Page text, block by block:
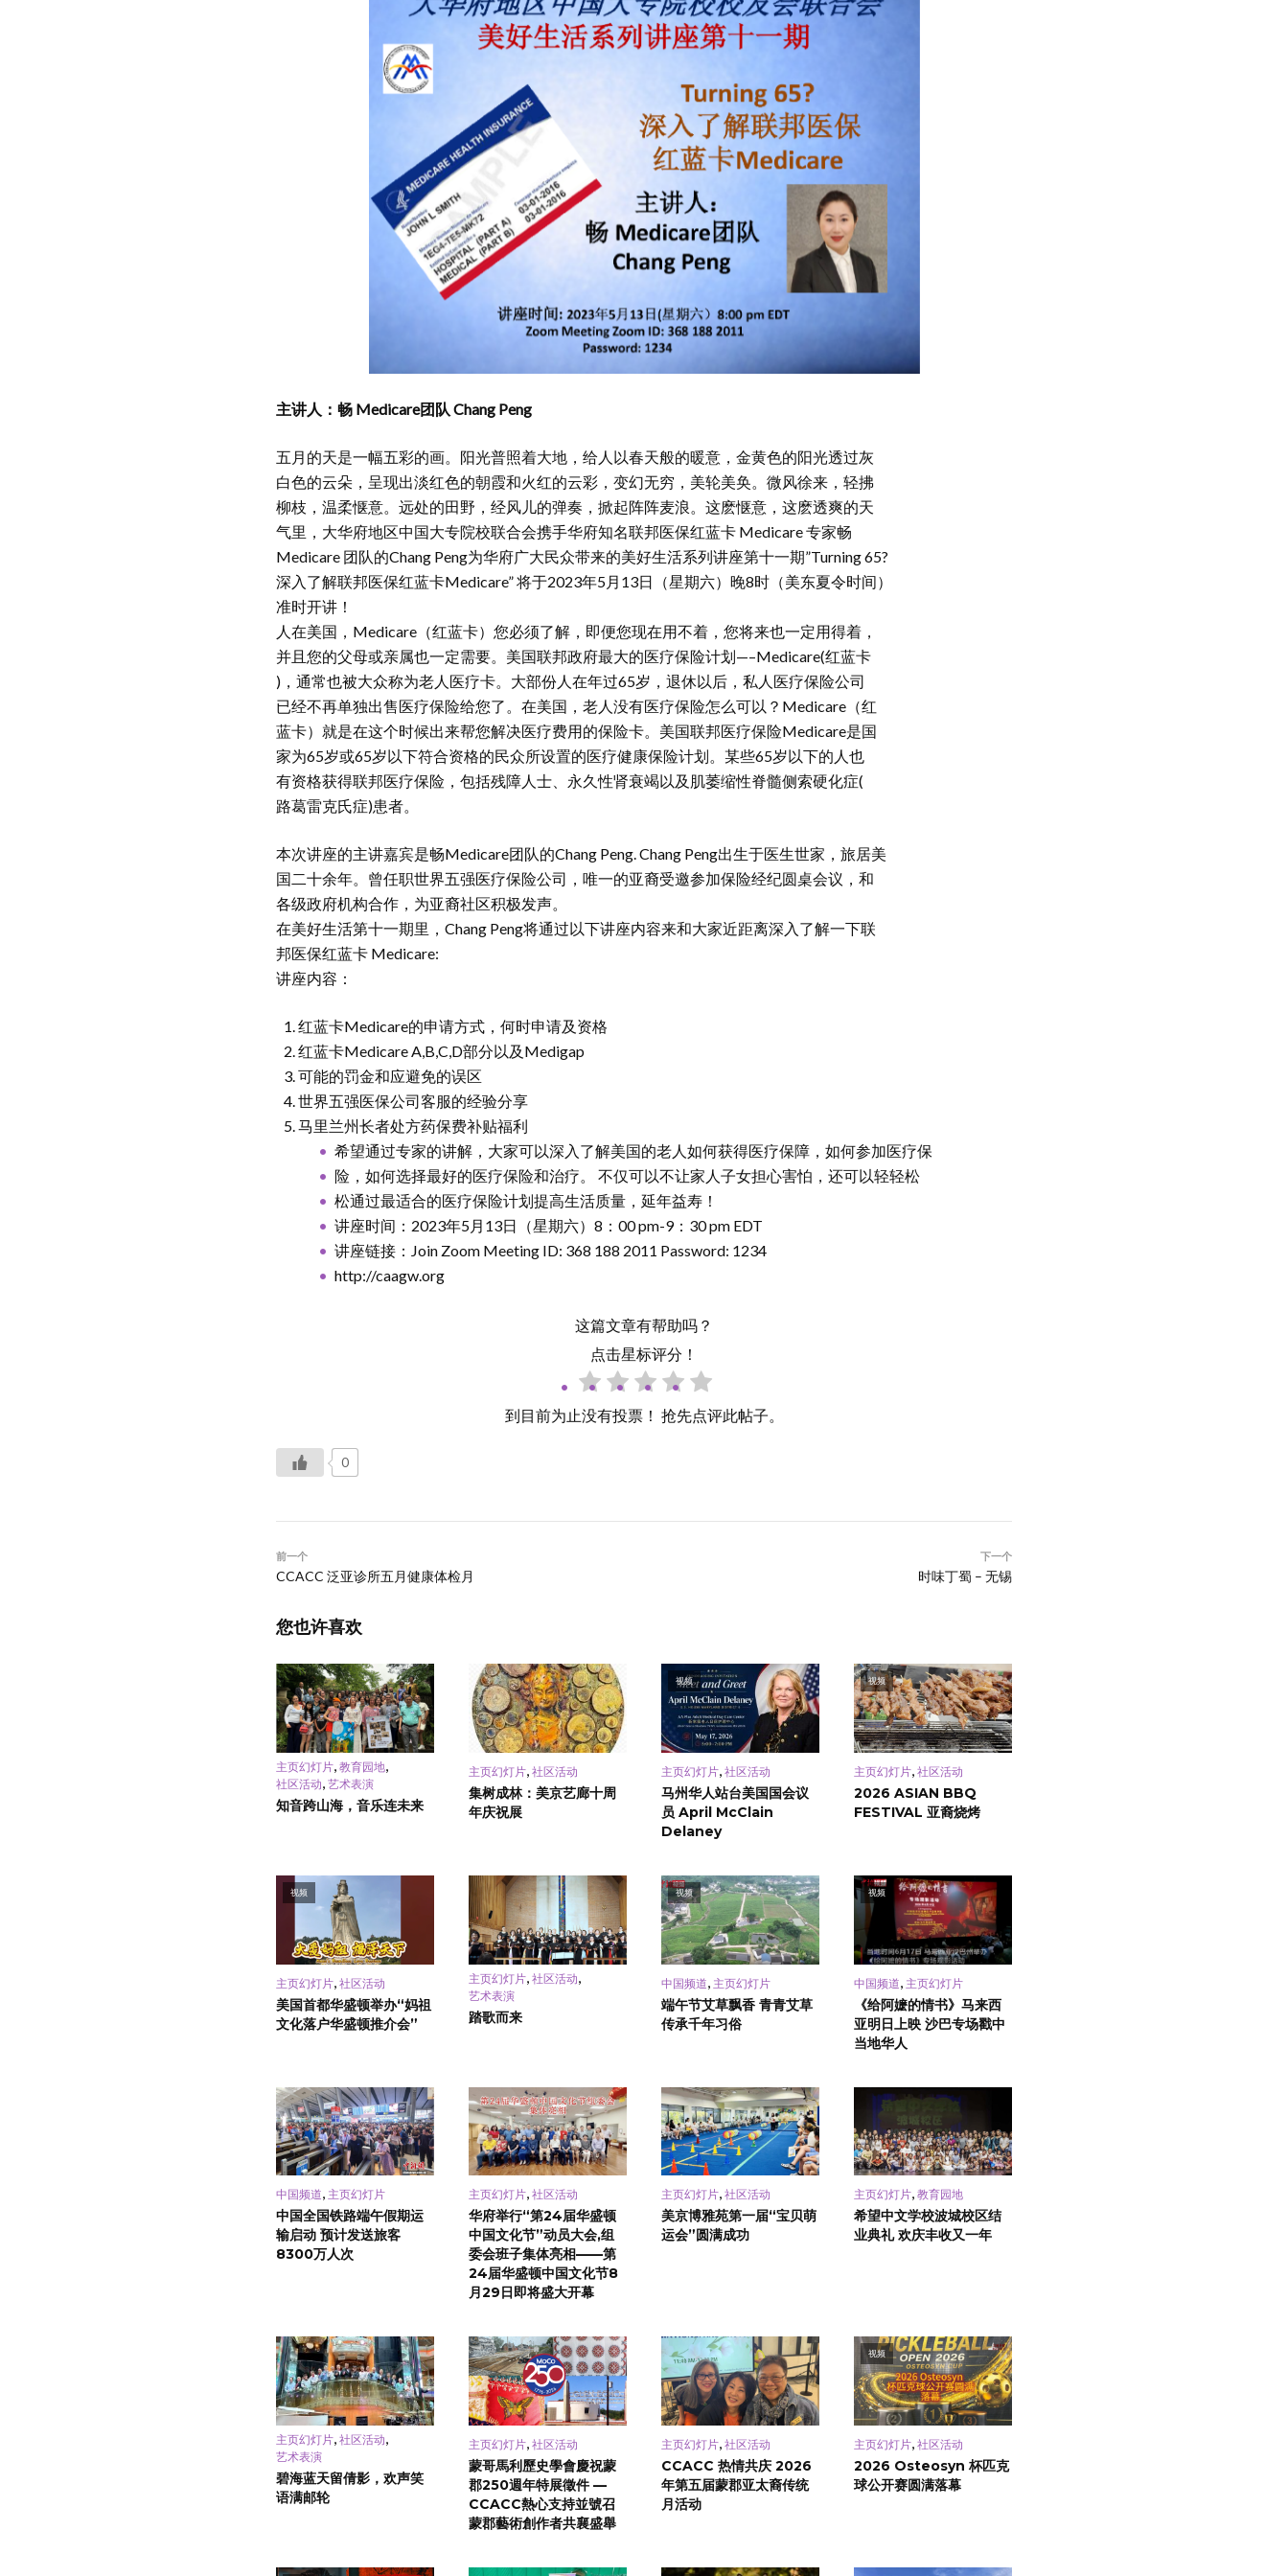
主讲人：畅 Medicare团队 Chang Peng
五月的天是一幅五彩的画。阳光普照着大地，给人以春天般的暖意，金黄色的阳光透过灰
白色的云朵，呈现出淡红色的朝霞和火红的云彩，变幻无穷，美轮美奂。微风徐来，轻拂
柳枝，温柔惬意。远处的田野，经风儿的弹奏，掀起阵阵麦浪。这麽惬意，这麽透爽的天
气里，大华府地区中国大专院校联合会携手华府知名联邦医保红蓝卡 Medicare 专家畅
Medicare 团队的Chang Peng为华府广大民众带来的美好生活系列讲座第十一期”Turning 65?
深入了解联邦医保红蓝卡Medicare” 将于2023年5月13日（星期六）晚8时（美东夏令时间）
准时开讲！
人在美国，Medicare（红蓝卡）您必须了解，即便您现在用不着，您将来也一定用得着，
并且您的父母或亲属也一定需要。美国联邦政府最大的医疗保险计划—–Medicare(红蓝卡
)，通常也被大众称为老人医疗卡。大部份人在年过65岁，退休以后，私人医疗保险公司
已经不再单独出售医疗保险给您了。在美国，老人没有医疗保险怎么可以？Medicare（红
蓝卡）就是在这个时候出来帮您解决医疗费用的保险卡。美国联邦医疗保险Medicare是国
家为65岁或65岁以下符合资格的民众所设置的医疗健康保险计划。某些65岁以下的人也
有资格获得联邦医疗保险，包括残障人士、永久性肾衰竭以及肌萎缩性脊髓侧索硬化症(
路葛雷克氏症)患者。
本次讲座的主讲嘉宾是畅Medicare团队的Chang Peng. Chang Peng出生于医生世家，旅居美
国二十余年。曾任职世界五强医疗保险公司，唯一的亚裔受邀参加保险经纪圆桌会议，和
各级政府机构合作，为亚裔社区积极发声。
在美好生活第十一期里，Chang Peng将通过以下讲座内容来和大家近距离深入了解一下联
邦医保红蓝卡 Medicare:
讲座内容：
红蓝卡Medicare的申请方式，何时申请及资格
红蓝卡Medicare A,B,C,D部分以及Medigap
可能的罚金和应避免的误区
世界五强医保公司客服的经验分享
马里兰州长者处方药保费补贴福利
希望通过专家的讲解，大家可以深入了解美国的老人如何获得医疗保障，如何参加医疗保
险，如何选择最好的医疗保险和治疗。 不仅可以不让家人子女担心害怕，还可以轻轻松
松通过最适合的医疗保险计划提高生活质量，延年益寿！
讲座时间：2023年5月13日（星期六）8：00 pm-9：30 pm EDT
讲座链接：Join Zoom Meeting ID: 368 188 2011 Password: 1234
http://caagw.org
这篇文章有帮助吗？
点击星标评分！
到目前为止没有投票！ 抢先点评此帖子。
0
前一个
CCACC 泛亚诊所五月健康体检月
下一个
时味丁蜀 – 无锡
您也许喜欢
主页幻灯片 教育园地
社区活动 艺术表演
知音跨山海，音乐连未来
主页幻灯片 社区活动
集树成林：美京艺廊十周
年庆祝展
视频
主页幻灯片 社区活动
马州华人站台美国国会议
员 April McClain
Delaney
视频
主页幻灯片 社区活动
2026 ASIAN BBQ
FESTIVAL 亚裔烧烤
视频
主页幻灯片 社区活动
美国首都华盛顿举办“妈祖
文化落户华盛顿推介会”
主页幻灯片 社区活动
艺术表演
踏歌而来
视频
中国频道 主页幻灯片
端午节艾草飘香 青青艾草
传承千年习俗
视频
中国频道 主页幻灯片
《给阿嬷的情书》马来西
亚明日上映 沙巴专场戳中
当地华人
中国频道, 主页幻灯片
中国全国铁路端午假期运
输启动 预计发送旅客
8300万人次
主页幻灯片, 社区活动
华府举行“第24届华盛顿
中国文化节”动员大会,组
委会班子集体亮相——第
24届华盛顿中国文化节8
月29日即将盛大开幕
主页幻灯片, 社区活动
美京博雅苑第一届“宝贝萌
运会”圆满成功
主页幻灯片, 教育园地
希望中文学校波城校区结
业典礼 欢庆丰收又一年
主页幻灯片, 社区活动,
艺术表演
碧海蓝天留倩影，欢声笑
语满邮轮
主页幻灯片, 社区活动
蒙哥馬利歷史學會慶祝蒙
郡250週年特展徵件 —
CCACC熱心支持並號召
蒙郡藝術創作者共襄盛舉
主页幻灯片, 社区活动
CCACC 热情共庆 2026
年第五届蒙郡亚太裔传统
月活动
视频
主页幻灯片, 社区活动
2026 Osteosyn 杯匹克
球公开赛圆满落幕